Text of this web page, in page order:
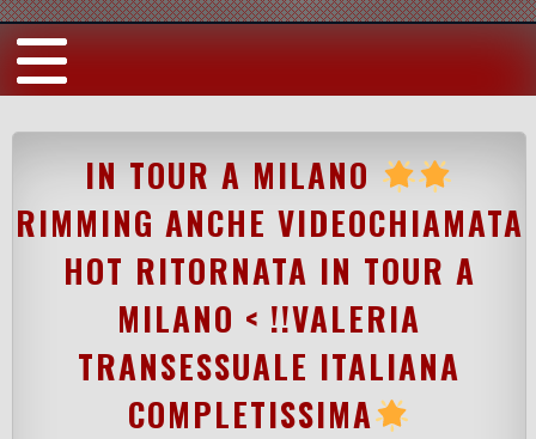
IN TOUR A MILANO
RIMMING ANCHE VIDEOCHIAMATA
HOT RITORNATA IN TOUR A
MILANO < !!VALERIA
TRANSESSUALE ITALIANA
COMPLETISSIMA